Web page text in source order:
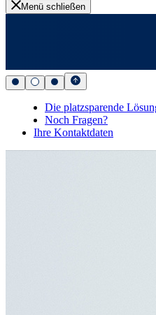
Menü schließen
Die platzsparende
Noch Fragen?
Ihre Kontaktdaten